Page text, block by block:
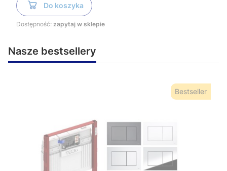
Do koszyka
Dostępność: zapytaj w sklepie
Nasze bestsellery
Bestseller